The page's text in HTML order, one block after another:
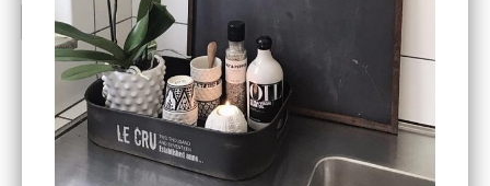
INFO KÖP INFO
-20%